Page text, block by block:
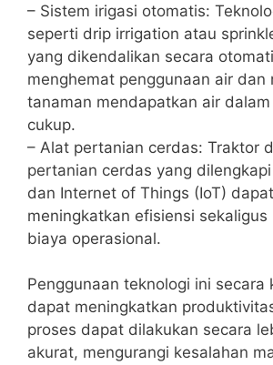
– Sistem irigasi otomatis:
seperti drip irrigation atau
yang dikendalikan secara
menghemat penggunaan air dan
tanaman mendapatkan air
cukup.
– Alat pertanian cerdas: Traktor
pertanian cerdas yang
dan Internet of Things (IoT) dapat
meningkatkan efisiensi sekaligus
biaya operasional.
Penggunaan teknologi ini secara
dapat meningkatkan
proses dapat dilakukan secara
akurat, mengurangi kesalahan